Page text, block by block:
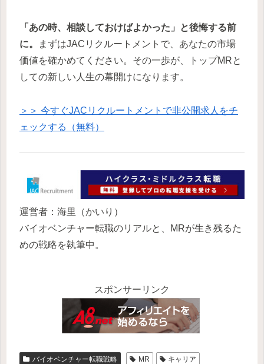
「あの時、相談しておけばよかった」と後悔する前
に。
まずはJACリクルートメントで、あなたの市場
価値を確かめてください。その一歩が、トップMRと
しての新しい人生の幕開けになります。
＞＞ 今すぐJACリクルートメントで非公開求人をチ
ェックする（無料）
運営者：海里（かいり）
バイオベンチャー転職のリアルと、MRが生き残るた
めの戦略を執筆中。
スポンサーリンク
バイオベンチャー転職戦略 MR
キャリア